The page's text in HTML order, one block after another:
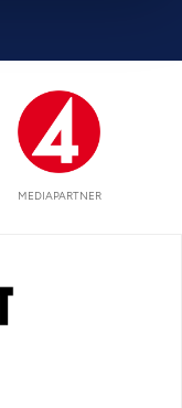
MEDIAPARTNER